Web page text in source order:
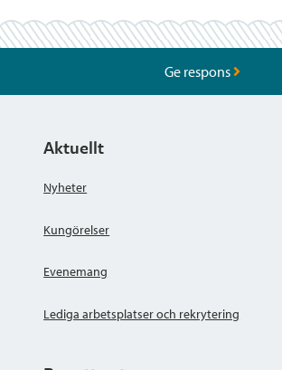
Ge respons
Aktuellt
Nyheter
Kungörelser
Evenemang
Lediga arbetsplatser och rekrytering